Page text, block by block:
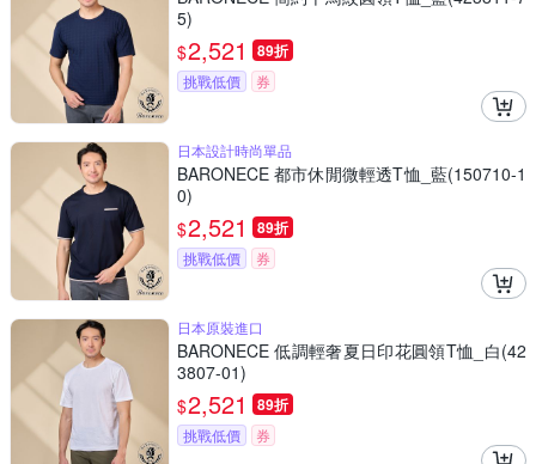
5)
$2,521 89折
挑戰低價 券
日本設計時尚單品
BARONECE 都市休閒微輕透T恤_藍(150710-1
0)
$2,521 89折
挑戰低價 券
日本原裝進口
BARONECE 低調輕奢夏日印花圓領T恤_白(42
3807-01)
$2,521 89折
挑戰低價 券